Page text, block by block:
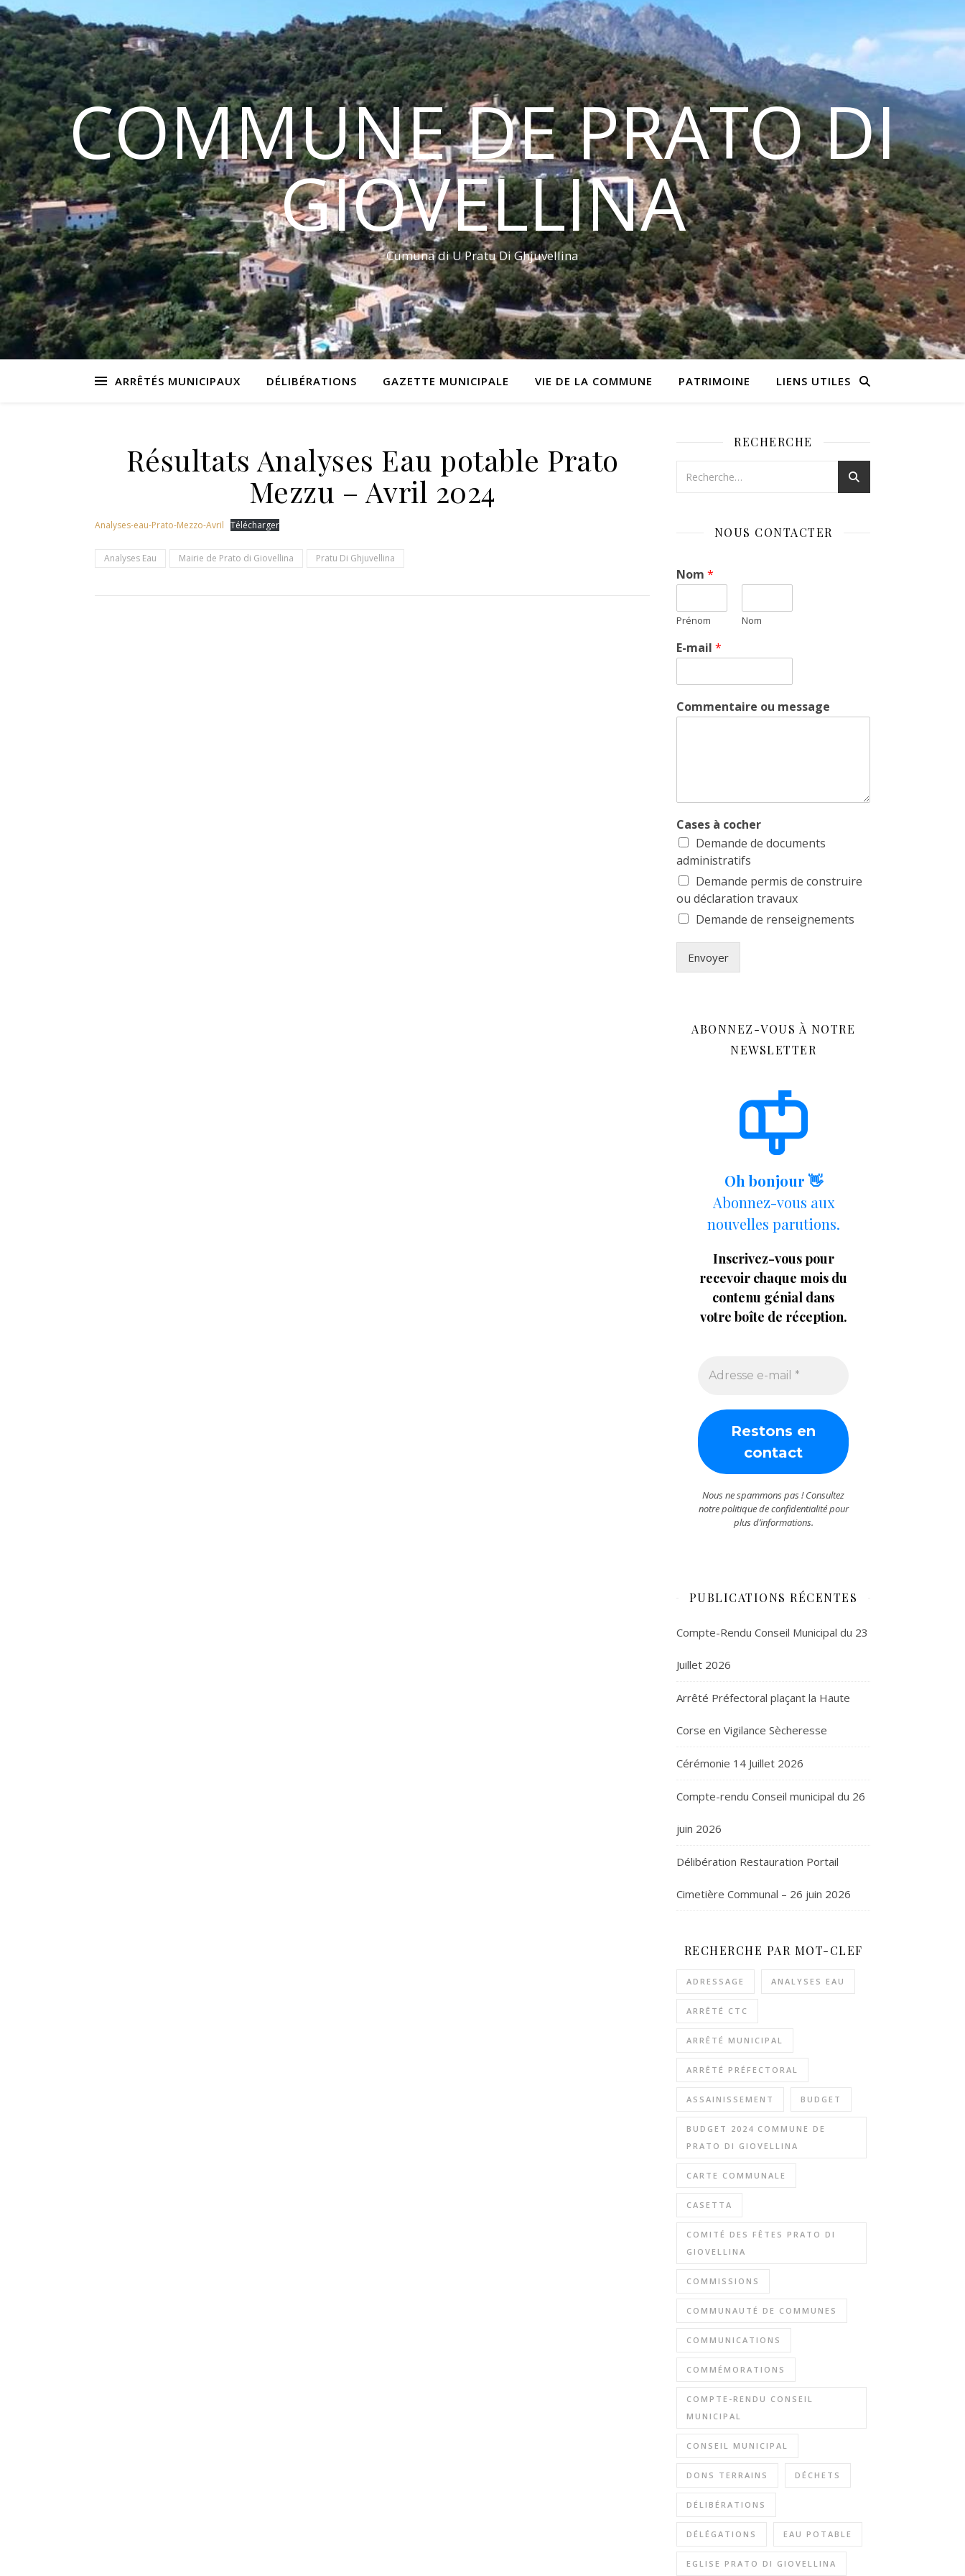
COMMUNE DE PRATO DI
GIOVELLINA
Cumuna di U Pratu Di Ghjuvellina
ARRÊTÉS MUNICIPAUX DÉLIBÉRATIONS GAZETTE MUNICIPALE VIE DE LA COMMUNE PATRIMOINE LIENS UTILES
Résultats Analyses Eau potable Prato
Mezzu – Avril 2024
Analyses-eau-Prato-Mezzo-Avril Télécharger
Analyses Eau Mairie de Prato di Giovellina Pratu Di Ghjuvellina
RECHERCHE
NOUS CONTACTER
Nom *
Prénom Nom
E-mail *
Commentaire ou message
Cases à cocher
Demande de documents
administratifs
Demande permis de construire
ou déclaration travaux
Demande de renseignements
Envoyer
ABONNEZ-VOUS À NOTRE
NEWSLETTER
Oh bonjour 👋
Abonnez-vous aux
nouvelles parutions.
Inscrivez-vous pour
recevoir chaque mois du
contenu génial dans
votre boîte de réception.
Nous ne spammons pas ! Consultez
notrepolitique de confidentialitépour
plus d’informations.
PUBLICATIONS RÉCENTES
Compte-Rendu Conseil Municipal du 23
Juillet 2026
Arrêté Préfectoral plaçant la Haute
Corse en Vigilance Sècheresse
Cérémonie 14 Juillet 2026
Compte-rendu Conseil municipal du 26
juin 2026
Délibération Restauration Portail
Cimetière Communal – 26 juin 2026
RECHERCHE PAR MOT-CLEF
ADRESSAGE ANALYSES EAU
ARRÊTÉ CTC
ARRÊTÉ MUNICIPAL
ARRÊTÉ PRÉFECTORAL
ASSAINISSEMENT BUDGET
BUDGET 2024 COMMUNE DE
PRATO DI GIOVELLINA
CARTE COMMUNALE
CASETTA
COMITÉ DES FÊTES PRATO DI
GIOVELLINA
COMMISSIONS
COMMUNAUTÉ DE COMMUNES
COMMUNICATIONS
COMMÉMORATIONS
COMPTE-RENDU CONSEIL
MUNICIPAL
CONSEIL MUNICIPAL
DONS TERRAINS DÉCHETS
DÉLIBÉRATIONS
DÉLÉGATIONS EAU POTABLE
EGLISE PRATO DI GIOVELLINA